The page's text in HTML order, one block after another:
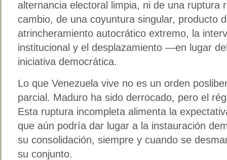
alternancia electoral limpia, ni de una ruptura
cambio, de una coyuntura singular, producto
atrincheramiento autocrático extremo, la
institucional y el desplazamiento —en lugar
iniciativa democrática.
Lo que Venezuela vive no es un orden
parcial. Maduro ha sido derrocado, pero el
Esta ruptura incompleta alimenta la
que aún podría dar lugar a la instauración
su consolidación, siempre y cuando se
su conjunto.